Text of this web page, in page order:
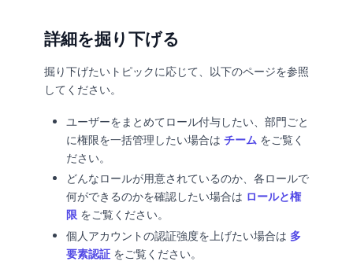
詳細を掘り下げる
掘り下げたいトピックに応じて、以下のページを参照
してください。
ユーザーをまとめてロール付与したい、部門ごと
に権限を一括管理したい場合は チーム をご覧く
ださい。
どんなロールが用意されているのか、各ロールで
何ができるのかを確認したい場合は ロールと権
限 をご覧ください。
個人アカウントの認証強度を上げたい場合は 多
要素認証 をご覧ください。